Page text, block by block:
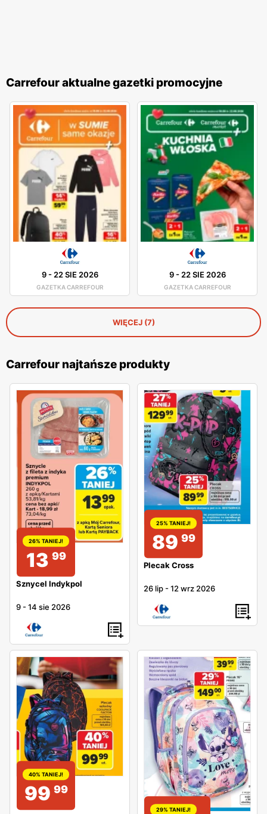
Carrefour aktualne gazetki promocyjne
9-22 SIE 2026
GAZETKA CARREFOUR
9-22 SIE 2026
GAZETKA CARREFOUR
WIĘCEJ (7)
Carrefour najtańsze produkty
26% TANIEJ!
13 99
Sznycel Indykpol
9 -14 sie 2026
25% TANIEJ!
89 99
Plecak Cross
26 lip -12 wrz 2026
40% TANIEJ!
99 99
29% TANIEJ!